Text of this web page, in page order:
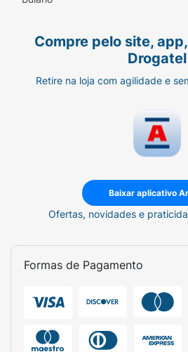
(Dimeticona), Cocos
Coco), Cetearyl Alcohol
Karité), Parfum (Perfume),
Dimethylamine
Dimetilamina), Glutamic Acid
Phenoxyethanol
Hydantoin
(Octinoxato).
Compre pelo site,
Drogatel
Retire na loja com agilidade e
Baixar aplicativo
Ofertas, novidades e
Formas de Pagamento